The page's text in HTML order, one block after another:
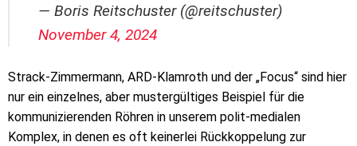
— Boris Reitschuster (@reitschuster)
November 4, 2024
Strack-Zimmermann, ARD-Klamroth und der „Focus“ sind hier
nur ein einzelnes, aber mustergültiges Beispiel für die
kommunizierenden Röhren in unserem polit-medialen
Komplex, in denen es oft keinerlei Rückkoppelung zur